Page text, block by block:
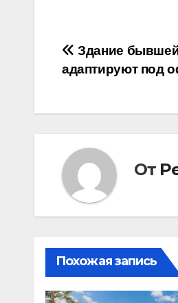
по
записям
Здание
адаптируют под
От
Похожая запись